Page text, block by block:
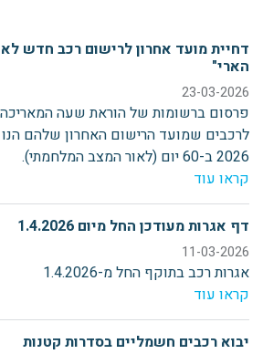
דחיית מועד אחרון לרישום רכב חדש
הארי"
23-03-2026
פרסום ברשומות של הוראת שעה
לרכבים שמועד הרישום האחרון שלהם
2026 ב-60 יום (לאור המצב המלחמתי).
קראו עוד
דף אגרות מעודכן החל מיום 1.4.2026
11-03-2026
אגרות רכב בתוקף החל מ-1.4.2026
קראו עוד
יבוא רכבים חשמליים בסדרות קטנות